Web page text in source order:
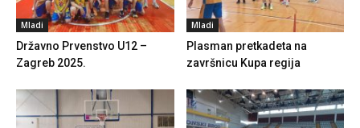
Mladi
Državno Prvenstvo U12 –
Zagreb 2025.
Mladi
Plasman pretkadeta na
završnicu Kupa regija